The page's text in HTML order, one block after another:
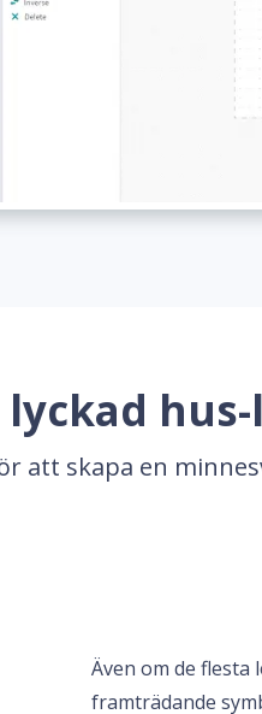
att skapa en
Även om de
framträdande